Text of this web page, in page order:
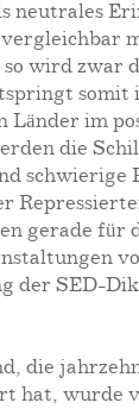
wird zwar
im
die
für
SED-
die
wurde